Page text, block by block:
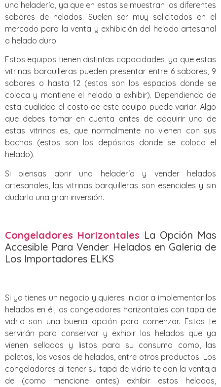
una heladería, ya que en estas se muestran los diferentes
sabores de helados. Suelen ser muy solicitados en el
mercado para la venta y exhibición del helado artesanal
o helado duro.
Estos equipos tienen distintas capacidades, ya que estas
vitrinas barquilleras pueden presentar entre 6 sabores, 9
sabores o hasta 12 (estos son los espacios donde se
coloca y mantiene el helado a exhibir). Dependiendo de
esta cualidad el costo de este equipo puede variar. Algo
que debes tomar en cuenta antes de adquirir una de
estas vitrinas es, que normalmente no vienen con sus
bachas (estos son los depósitos donde se coloca el
helado).
Si piensas abrir una heladería y vender helados
artesanales, las vitrinas barquilleras son esenciales y sin
dudarlo una gran inversión.
Congeladores Horizontales La Opción Mas
Accesible Para Vender Helados en Galeria de
Los Importadores ELKS
Si ya tienes un negocio y quieres iniciar a implementar los
helados en él, los congeladores horizontales con tapa de
vidrio son una buena opción para comenzar. Estos te
servirán para conservar y exhibir los helados que ya
vienen sellados y listos para su consumo como, las
paletas, los vasos de helados, entre otros productos. Los
congeladores al tener su tapa de vidrio te dan la ventaja
de (como mencione antes) exhibir estos helados,